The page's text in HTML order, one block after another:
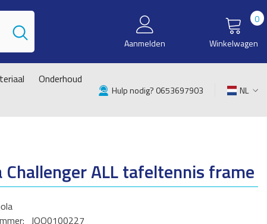
Aanmelden Winkelwagen
00
Onderhoud
Hulp nodig? 0653697903 NL
Challenger ALL tafeltennis frame
JOO0100227